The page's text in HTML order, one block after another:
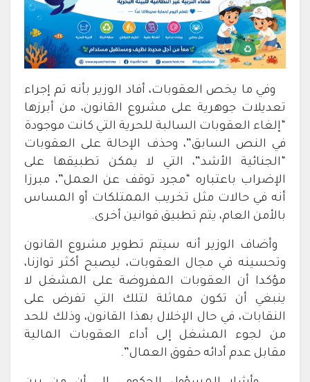
وفي ما يخص العقوبات، أفاد الوزير بأنه تم إجراء
تعديلات جوهرية على مشروع القانون، من أبرزها
“إلغاء العقوبات السالبة للحرية التي كانت موجودة
في النص السابق”، وحذف الإحالة على العقوبات
“الجنائية الأشد”، التي لا يمكن تطبيقها على
الإضراب باعتباره “مجرد توقف عن العمل”، مبرزا
أنه في حالات مثل تخريب الممتلكات أو المساس
بالأمن العام، يتم تطبيق قوانين أخرى.
وأضاف الوزير أنه سيتم تطوير مشروع القانون
وتحسينه في مجال العقوبات، ليصبح أكثر توازنا،
مؤكدا أن العقوبات المفروضة على المشغل لا
ينبغي أن تكون مماثلة لتلك التي تفرض على
النقابات، في حال الإخلال بهذا القانون، وذلك للحد
من لجوء المشغل إلى أداء العقوبات المالية
مقابل عدم أدائه حقوق العمال”.